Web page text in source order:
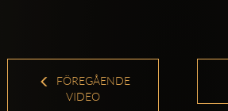
FÖREGÅENDE
VIDEO